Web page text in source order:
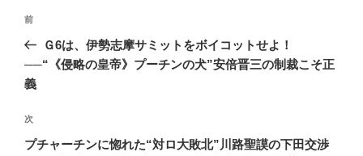
投
ビ
ー
シ
前
の
稿
前
Ｇ6は、伊勢志摩サミットをボイコットせよ！
──“《侵略の皇帝》プーチンの犬”安倍晋三の制裁こそ正
義
次
の
次
プチャーチンに惚れた“対ロ大敗北”川路聖謨の下田交渉